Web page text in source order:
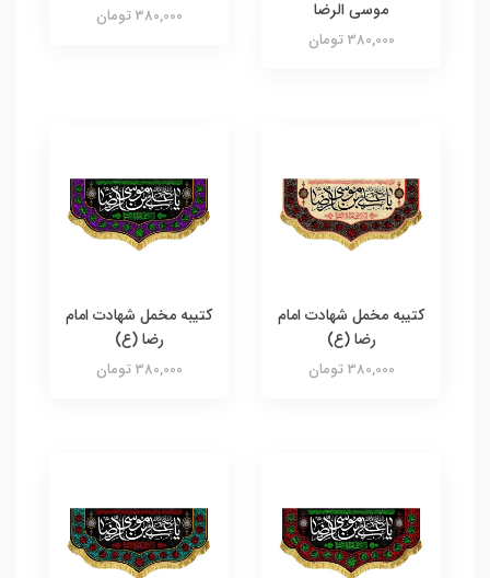
موسی الرضا
380,000 تومان
380,000 تومان
کتیبه مخمل شهادت امام
رضا (ع)
380,000 تومان
کتیبه مخمل شهادت امام
رضا (ع)
380,000 تومان